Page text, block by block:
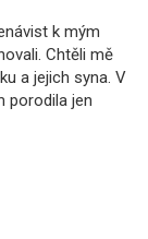
k mým
Chtěli mě
a jejich syna. V
porodila jen